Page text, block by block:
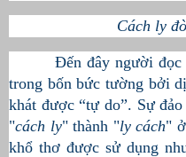
Cách ly
Đến đây người
trong bốn bức tường bởi
khát được “tự do”. Sự
"cách ly" thành "ly cách"
khổ thơ được sử dụng